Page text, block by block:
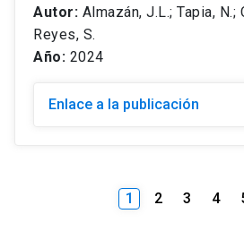
Autor: Almazán, J.L.; Tapia, N.;
Reyes, S.
Año: 2024
Enlace a la publicación
1 2 3 4